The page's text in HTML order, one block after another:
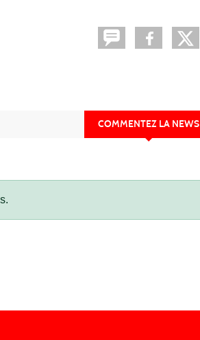
COMMENTEZ LA NEWS